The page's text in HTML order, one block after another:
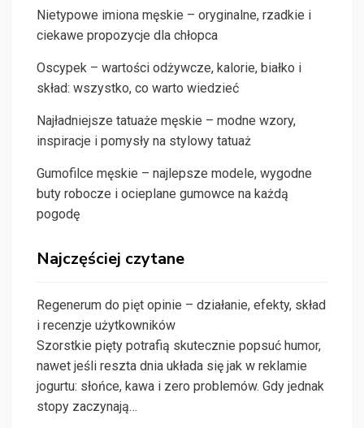
Nietypowe imiona męskie – oryginalne, rzadkie i
ciekawe propozycje dla chłopca
Oscypek – wartości odżywcze, kalorie, białko i
skład: wszystko, co warto wiedzieć
Najładniejsze tatuaże męskie – modne wzory,
inspiracje i pomysły na stylowy tatuaż
Gumofilce męskie – najlepsze modele, wygodne
buty robocze i ocieplane gumowce na każdą
pogodę
Najczęściej czytane
Regenerum do pięt opinie – działanie, efekty, skład
i recenzje użytkowników
Szorstkie pięty potrafią skutecznie popsuć humor,
nawet jeśli reszta dnia układa się jak w reklamie
jogurtu: słońce, kawa i zero problemów. Gdy jednak
stopy zaczynają…